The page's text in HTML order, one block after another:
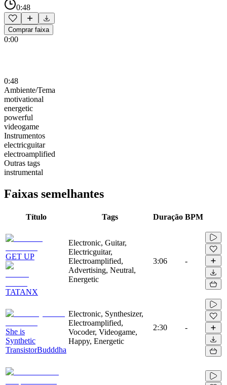
0:48
Comprar faixa
0:00
0:48
Ambiente/Tema
motivational
energetic
powerful
videogame
Instrumentos
electricguitar
electroamplified
Outras tags
instrumental
Faixas semelhantes
Título Tags Duração BPM
GET UP
TATANX
Electronic, Guitar,
Electricguitar,
Electroamplified,
Advertising, Neutral,
Energetic
3:06 -
She is
Synthetic
TransistorBudddha
Electronic, Synthesizer,
Electroamplified,
Vocoder, Videogame,
Happy, Energetic
2:30 -